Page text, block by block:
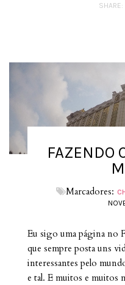
SHARE:
FAZENDO
Marcadores:
Eu sigo uma página no
que sempre posta uns
interessantes pelo
e tal. E muitos e muitos